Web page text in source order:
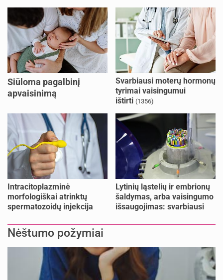
Siūloma pagalbinį
apvaisinimą
nesusituokusiems, ir
vienišoms moterims
(10)
Svarbiausi moterų hormonų
tyrimai vaisingumui
ištirti (1356)
Intracitoplazminė
morfologiškai atrinktų
spermatozoidų injekcija
Lytinių ląstelių ir embrionų
šaldymas, arba vaisingumo
išsaugojimas: svarbiausi
Nėštumo požymiai